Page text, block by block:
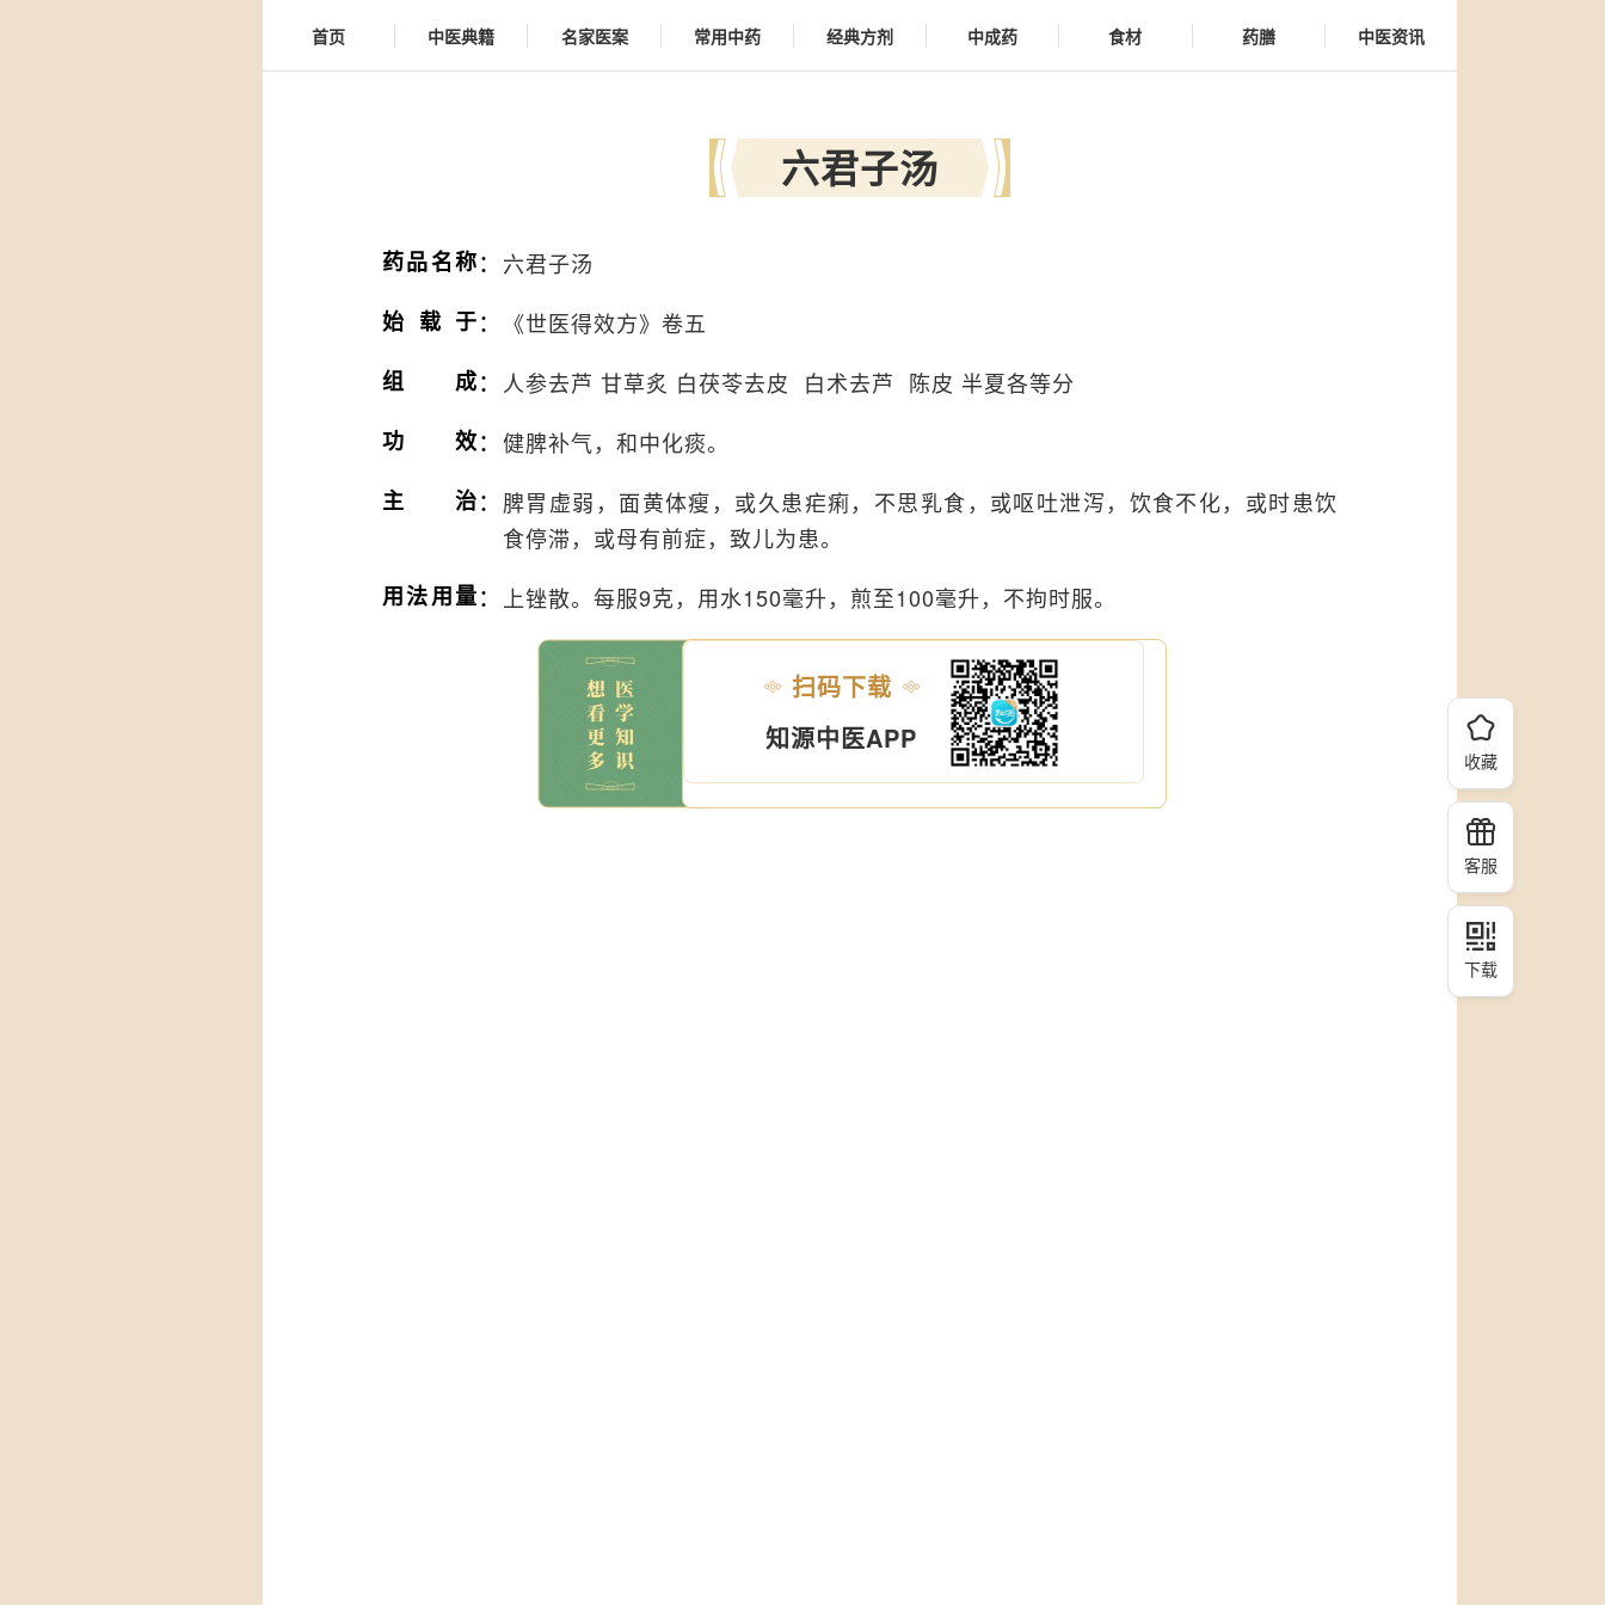
首页 中医典籍 名家医案 常用中药 经典方剂 中成药 食材 药膳 中医资讯
六君子汤
药品名称： 六君子汤
始载于：
《世医得效方》卷五
组成：
人参去芦 甘草炙 白茯苓去皮 白术去芦 陈皮 半夏各等分
功效： 健脾补气，和中化痰。
主治： 脾胃虚弱，面黄体瘦，或久患疟痢，不思乳食，或呕吐泄泻，饮食不化，或时患饮
食停滞，或母有前症，致儿为患。
用法用量： 上锉散。每服9克，用水150毫升，煎至100毫升，不拘时服。
扫码下载
知源中医APP
收藏
客服
下载